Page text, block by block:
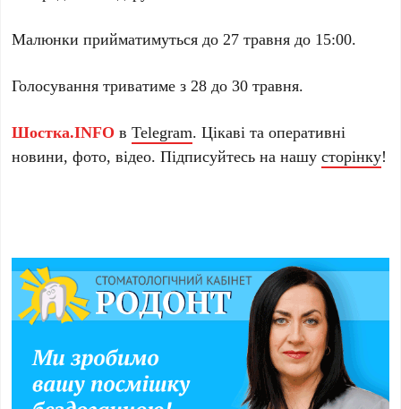
Малюнки прийматимуться до 27 травня до 15:00.
Голосування триватиме з 28 до 30 травня.
Шостка.INFO вTelegram. Цікаві та оперативні
новини, фото, відео. Підписуйтесь на нашусторінку!